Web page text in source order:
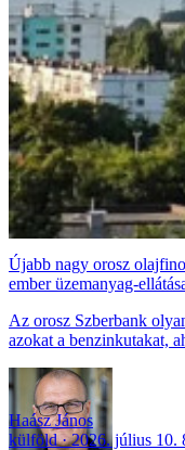
Újabb nagy orosz
ember üzemanyag-
Az orosz Szberbank
azokat a benzinkutakat,
Haász János
külföld
2026. július 10.